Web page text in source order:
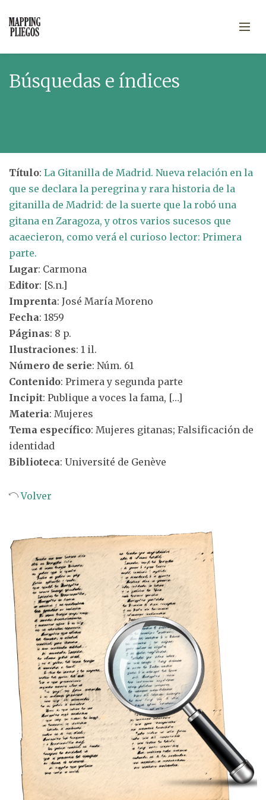
Búsquedas e índices
Título: La Gitanilla de Madrid. Nueva relación en la
que se declara la peregrina y rara historia de la
gitanilla de Madrid: de la suerte que la robó una
gitana en Zaragoza, y otros varios sucesos que
acaecieron, como verá el curioso lector: Primera
parte.
Lugar: Carmona
Editor: [S.n.]
Imprenta: José María Moreno
Fecha: 1859
Páginas: 8 p.
Ilustraciones: 1 il.
Número de serie: Núm. 61
Contenido: Primera y segunda parte
Incipit: Publique a voces la fama, […]
Materia: Mujeres
Tema específico: Mujeres gitanas; Falsificación de
identidad
Biblioteca: Université de Genève
Volver